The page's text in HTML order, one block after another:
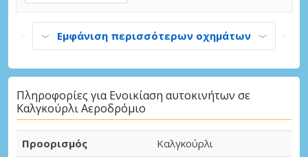
Εμφάνιση περισσότερων οχημάτων
Πληροφορίες για Ενοικίαση αυτοκινήτων σε
Καλγκούρλι Αεροδρόμιο
Προορισμός
Καλγκούρλι